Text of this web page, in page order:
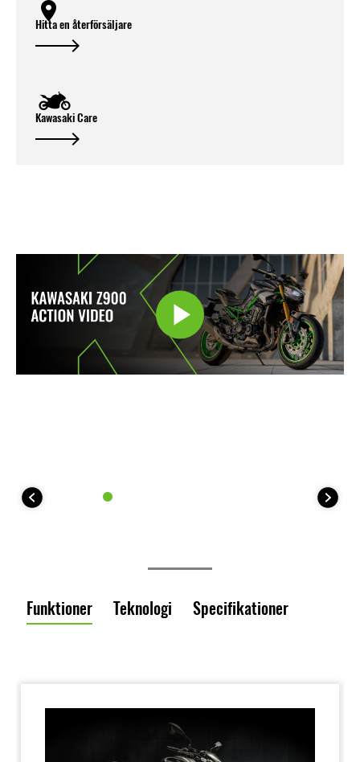
Hitta en återförsäljare
Kawasaki Care
Funktioner Teknologi Specifikationer